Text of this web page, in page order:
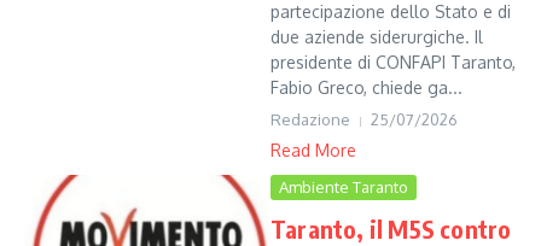
partecipazione dello Stato e di
due aziende siderurgiche. Il
presidente di CONFAPI Taranto,
Fabio Greco, chiede ga...
Redazione 25/07/2026
Read More
Ambiente Taranto
Taranto, il M5S contro